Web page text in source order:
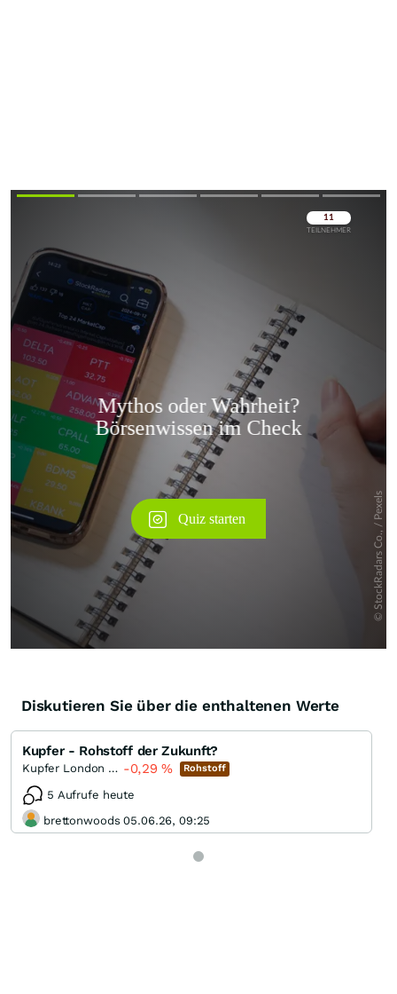
Überspringen
Diskutieren Sie über die enthaltenen Werte
Kupfer - Rohstoff der Zukunft?
Kupfer London Rolling -0,29% Rohstoff
5 Aufrufe heute
brettonwoods 05.06.26, 09:25